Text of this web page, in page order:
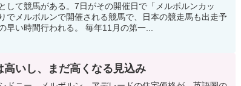
して競馬がある。7日がその開催日で「メルボルンカッ
でメルボルンで開催される競馬で、日本の競走馬も出走予
早い時間行われる。 毎年11月の第一...
いし、まだ高くなる見込み